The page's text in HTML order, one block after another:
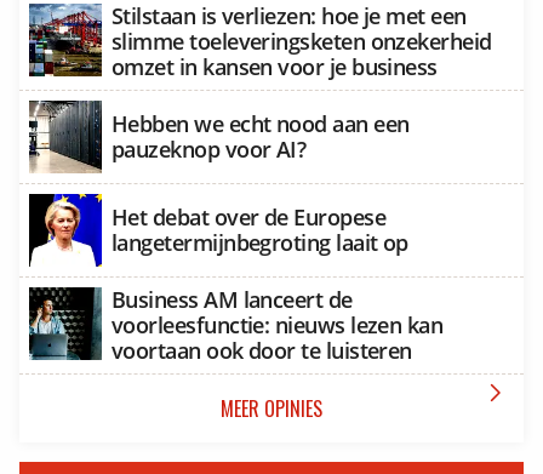
Stilstaan is verliezen: hoe je met een
slimme toeleveringsketen onzekerheid
omzet in kansen voor je business
Hebben we echt nood aan een
pauzeknop voor AI?
Het debat over de Europese
langetermijnbegroting laait op
Business AM lanceert de
voorleesfunctie: nieuws lezen kan
voortaan ook door te luisteren
MEER OPINIES
